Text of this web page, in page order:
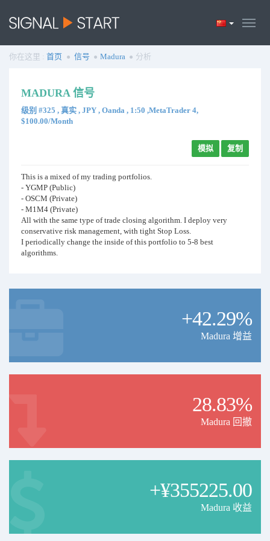
你在这里 : 首页 信号 Madura 分析
MADURA 信号
级别 #325 , 真实 , JPY , Oanda , 1:50 ,MetaTrader 4,
$100.00/Month
模拟 复制
This is a mixed of my trading portfolios.
- YGMP (Public)
- OSCM (Private)
- M1M4 (Private)
All with the same type of trade closing algorithm. I deploy very
conservative risk management, with tight Stop Loss.
I periodically change the inside of this portfolio to 5-8 best
algorithms.
+42.29%
Madura 增益
28.83%
Madura 回撤
+¥355225.00
Madura 收益